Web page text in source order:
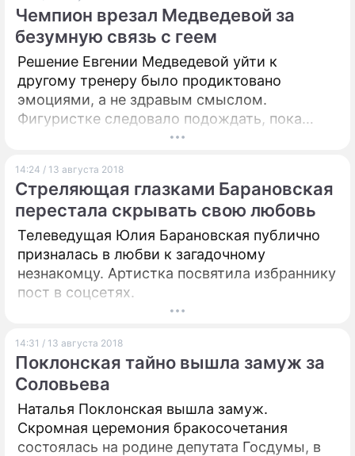
развитии гражданских инициатив в
регионах, поддержка местных лидеров
общественного мнения и активных граждан,
обеспечение четкого взаимодействия
между волонтерами, органами госвласти и
местного самоуправления.
Чемпион врезал Медведевой за
безумную связь с геем
Решение Евгении Медведевой уйти к
другому тренеру было продиктовано
эмоциями, а не здравым смыслом.
Фигуристке следовало подождать, пока
утихнут страсти после Игр в Пхенчхане,
14:24 / 13 августа 2018
Стреляющая глазками Барановская
перестала скрывать свою любовь
Телеведущая Юлия Барановская публично
призналась в любви к загадочному
незнакомцу. Артистка посвятила избраннику
пост в соцсетях.
14:31 / 13 августа 2018
Поклонская тайно вышла замуж за
Соловьева
Наталья Поклонская вышла замуж.
Скромная церемония бракосочетания
состоялась на родине депутата Госдумы, в